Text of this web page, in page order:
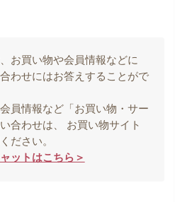
お買い物や会員情報などに
わせにはお答えすることがで
員情報など「お買い物・サー
合わせは、 お買い物サイト
ださい。
ットはこちら＞